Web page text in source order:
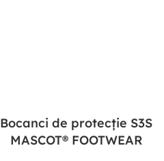
Bocanci de protecție S3S
MASCOT® FOOTWEAR